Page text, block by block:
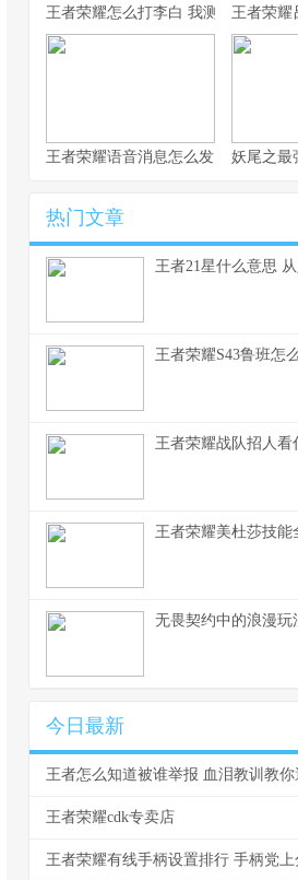
王者荣耀怎么打李白 我测了100把的
王者荣耀
王者荣耀语音消息怎么发 这赛季S43
妖尾之最
热门文章
王者21星什么意思
王者荣耀S43鲁班怎
王者荣耀战队招人看
王者荣耀美杜莎技能
无畏契约中的浪漫玩
今日最新
王者怎么知道被谁举报 血泪教训教你
王者荣耀cdk专卖店
王者荣耀有线手柄设置排行 手柄党